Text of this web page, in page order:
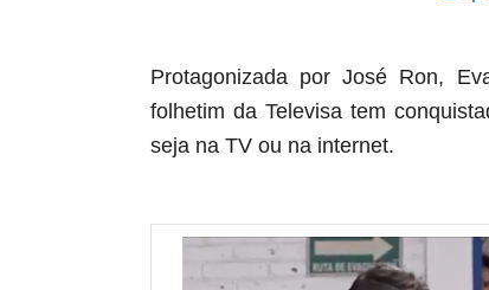
Protagonizada por José Ron,
folhetim da Televisa tem
seja na TV ou na internet.